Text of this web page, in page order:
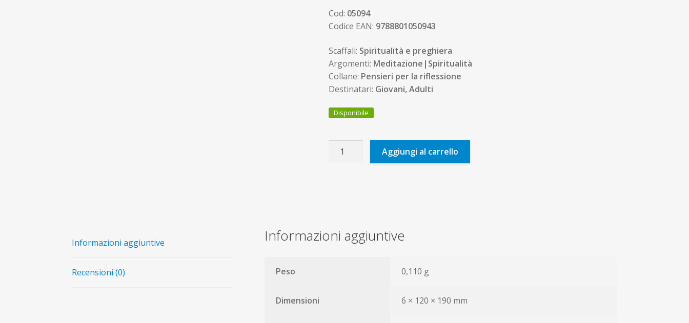
Cod: 05094
Codice EAN: 9788801050943
Scaffali: Spiritualità e preghiera
Argomenti: Meditazione|Spiritualità
Collane: Pensieri per la riflessione
Destinatari: Giovani, Adulti
Disponibile
Sono
Aggiungi al carrello
Informazioni aggiuntive
Recensioni (0)
Informazioni aggiuntive
Peso 0,110 g
Dimensioni 6 × 120 × 190 mm